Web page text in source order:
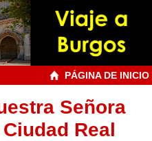
PÁGINA DE INICIO
Señora
Real